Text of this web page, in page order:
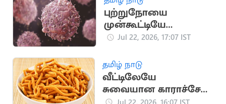
புற்றுநோயை
முன்கூட்டியே
கண்டறிய உதவும்
Jul 22, 2026, 17:07 IST
தமிழ் நாடு
வீட்டிலேயே
சுவையான காராச்சேவு
Jul 22, 2026, 16:07 IST